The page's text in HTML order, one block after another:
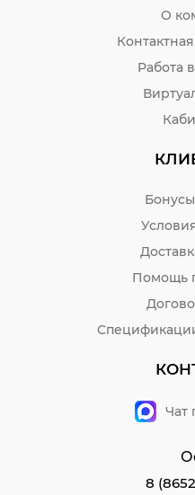
О
Работа
Помощь
Чат
8